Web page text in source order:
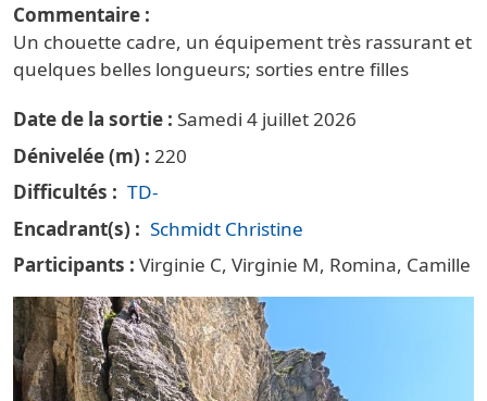
Commentaire
Un chouette cadre, un équipement très rassurant et
quelques belles longueurs; sorties entre filles
Date de la sortie
Samedi 4 juillet 2026
Dénivelée (m)
220
Difficultés
TD-
Encadrant(s)
Schmidt Christine
Participants
Virginie C, Virginie M, Romina, Camille
Vignette principale Escalade